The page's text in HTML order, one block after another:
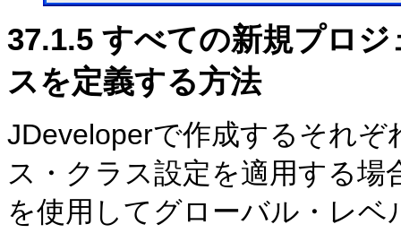
37.1.5 すべての新規プロ
スを定義する方法
JDeveloperで作成するそれ
ス・クラス設定を適用する
を使用してグローバル・レ